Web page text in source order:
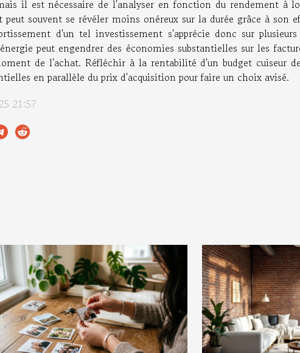
il est nécessaire de l'analyser en fonction du rendement à
peut souvent se révéler moins onéreux sur la durée grâce à son
d'un tel investissement s'apprécie donc sur
peut engendrer des économies substantielles sur les
de l'achat. Réfléchir à la rentabilité d'un budget cuiseur
en parallèle du prix d'acquisition pour faire un choix avisé.
21:57